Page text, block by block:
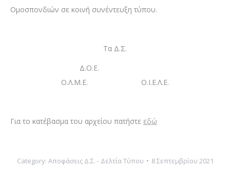
Ομοσπονδιών σε κοινή συνέντευξη τύπου.
Τα Δ.Σ.
Δ.Ο.Ε.
Ο.Λ.Μ.Ε. Ο.Ι.Ε.Λ.Ε.
Για το κατέβασμα του αρχείου πατήστε εδώ
Category: Αποφάσεις Δ.Σ. - Δελτία Τύπου 8 Σεπτεμβρίου 2021